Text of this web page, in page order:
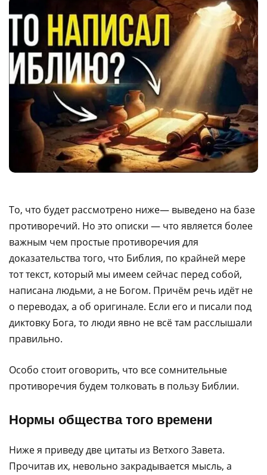
То, что будет рассмотрено ниже— выведено на базе
противоречий. Но это описки — что является более
важным чем простые противоречия для
доказательства того, что Библия, по крайней мере
тот текст, который мы имеем сейчас перед собой,
написана людьми, а не Богом. Причём речь идёт не
о переводах, а об оригинале. Если его и писали под
диктовку Бога, то люди явно не всё там расслышали
правильно.
Особо стоит оговорить, что все сомнительные
противоречия будем толковать в пользу Библии.
Нормы общества того времени
Ниже я приведу две цитаты из Ветхого Завета.
Прочитав их, невольно закрадывается мысль, а